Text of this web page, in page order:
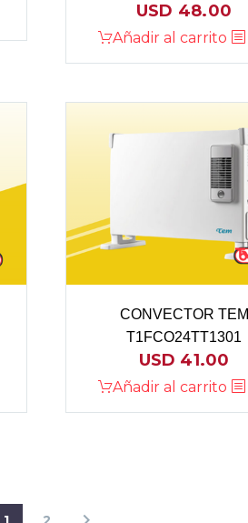
USD 48.00
Añadir al carrito
CONVECTOR TEM
T1FCO24TT1301
USD 41.00
Añadir al carrito